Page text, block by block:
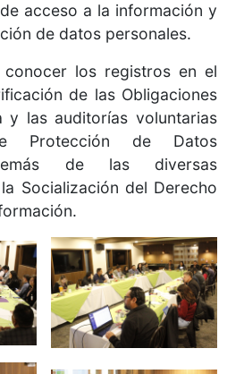
acceso a la información y
de datos personales.
los registros en el
de las Obligaciones
y las auditorías voluntarias
Protección de Datos
de las diversas
Socialización del Derecho